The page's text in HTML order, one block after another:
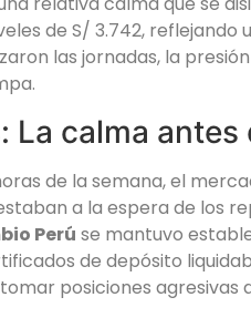
de S/ 3.742, reflejando
las jornadas, la
La calma
de la semana, el
a la espera de los
Perú se mantuvo
de depósito
posiciones